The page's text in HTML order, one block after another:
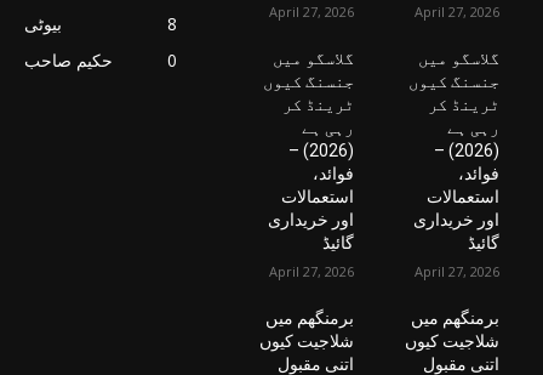
April 27, 2026
گلاسگو میں
جنسنگ کیوں
ٹرینڈ کر
رہی ہے
(2026) –
فوائد،
استعمالات
اور خریداری
گائیڈ
April 27, 2026
برمنگھم میں
شلاجیت کیوں
اتنی مقبول
April 27, 2026
گلاسگو میں
جنسنگ کیوں
ٹرینڈ کر
رہی ہے
(2026) –
فوائد،
استعمالات
اور خریداری
گائیڈ
April 27, 2026
برمنگھم میں
شلاجیت کیوں
اتنی مقبول
بیوٹی
8
حکیم صاحب
0